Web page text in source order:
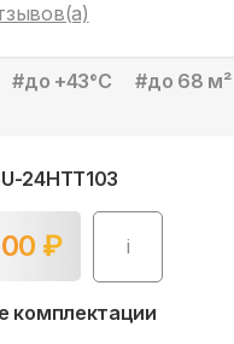
#до +43°С #до 68 м²
24HTT103
₽ i
комплектации